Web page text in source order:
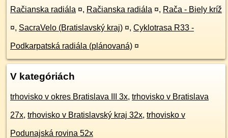
Račianska radiála ¤, Račianska radiála ¤, Rača - Biely kríž
¤, SacraVelo (Bratislavský kraj) ¤, Cyklotrasa R33 -
Podkarpatská radiála (plánovaná) ¤
V kategóriách
trhovisko v okres Bratislava III 3x, trhovisko v Bratislava
27x, trhovisko v Bratislavský kraj 32x, trhovisko v
Podunajská rovina 52x